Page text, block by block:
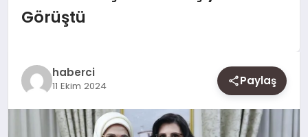
GÜNCEL
SAĞLIK
Görüştü
haberci
11 Ekim 2024 Paylaş